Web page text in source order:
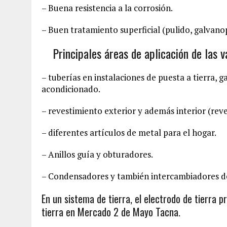
– Buena resistencia a la corrosión.
– Buen tratamiento superficial (pulido,
Principales áreas de aplicación de las
– tuberías en instalaciones de puesta a tierra,
acondicionado.
– revestimiento exterior y además interior
– diferentes artículos de metal para el hogar.
– Anillos guía y obturadores.
– Condensadores y también intercambiadores
En un sistema de tierra, el electrodo de tierra
tierra en Mercado 2 de Mayo Tacna.